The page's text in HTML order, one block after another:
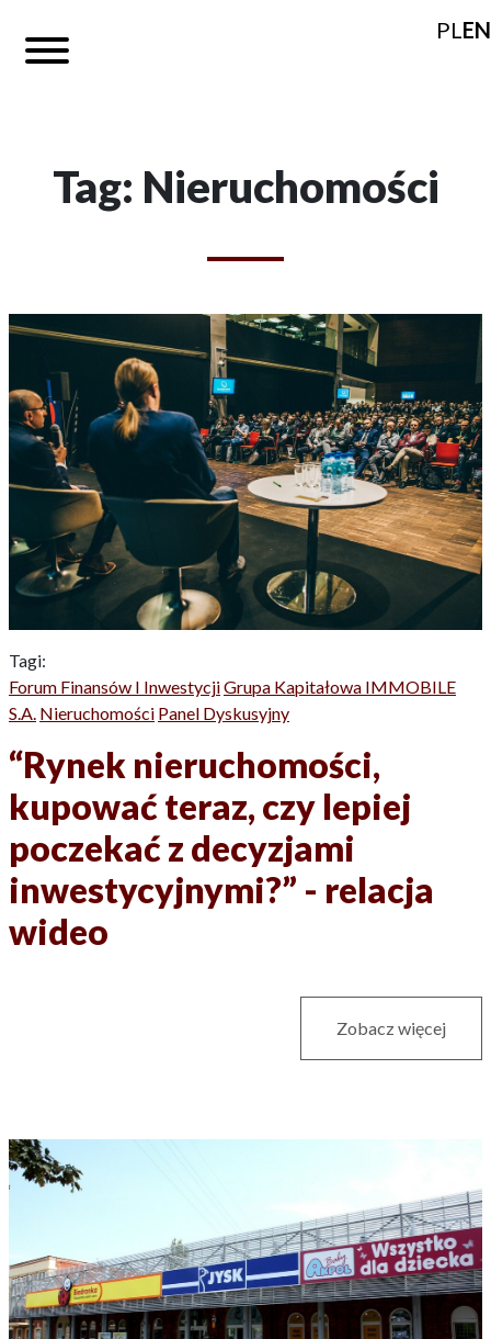
PLEN
Tag: Nieruchomości
Tagi:
Forum Finansów I InwestycjiGrupa Kapitałowa IMMOBILE
S.A. Nieruchomości Panel Dyskusyjny
“Rynek nieruchomości,
kupować teraz, czy lepiej
poczekać z decyzjami
inwestycyjnymi?” - relacja
wideo
Zobacz więcej